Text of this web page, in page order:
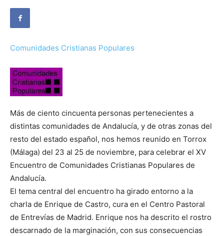
Comunidades Cristianas Populares
Más de ciento cincuenta personas pertenecientes a
distintas comunidades de Andalucía, y de otras zonas del
resto del estado español, nos hemos reunido en Torrox
(Málaga) del 23 al 25 de noviembre, para celebrar el XV
Encuentro de Comunidades Cristianas Populares de
Andalucía.
El tema central del encuentro ha girado entorno a la
charla de Enrique de Castro, cura en el Centro Pastoral
de Entrevías de Madrid. Enrique nos ha descrito el rostro
descarnado de la marginación, con sus consecuencias